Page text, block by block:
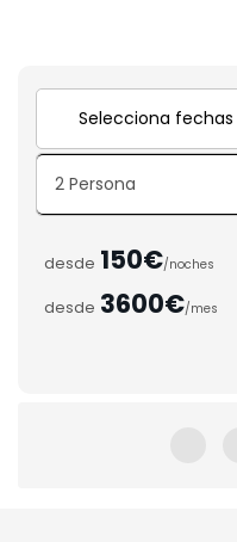
desde 150€/noches
desde 3600€/mes